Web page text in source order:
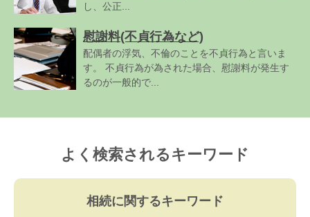
し、公正...
慰謝料(不貞行為など)
配偶者の浮気、不倫のことを不貞行為と言いま
す。 不貞行為が為された場合、慰謝料が発生す
るのが一般的で...
よく検索されるキーワード
相続に関するキーワード